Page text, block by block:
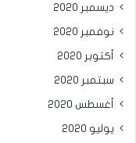
ديسمبر 2020
نوفمبر 2020
أكتوبر 2020
سبتمبر 2020
أغسطس 2020
يوليو 2020